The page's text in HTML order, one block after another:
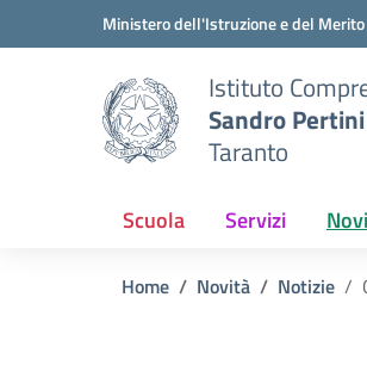
Vai ai contenuti
Vai al menu di navigazioneMinistero dell'Istruzione e del Merito
Istituto
Sandro Pertini
Taranto
Scuola Servizi
Home Novità Notizie